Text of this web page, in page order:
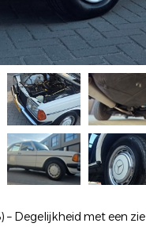
– Degelijkheid met een ziel